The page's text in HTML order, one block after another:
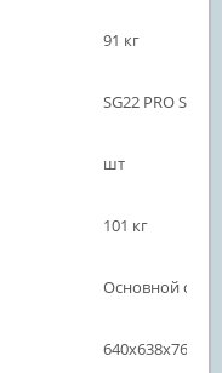
91 кг
SG22 PRO SE
шт
101 кг
Основной
640х638х760